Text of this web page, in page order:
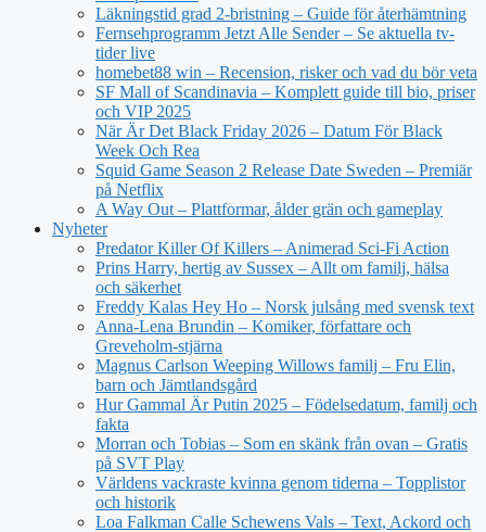
Läkningstid grad 2-bristning – Guide för återhämtning
Fernsehprogramm Jetzt Alle Sender – Se aktuella tv-
tider live
homebet88 win – Recension, risker och vad du bör veta
SF Mall of Scandinavia – Komplett guide till bio, priser
och VIP 2025
När Är Det Black Friday 2026 – Datum För Black
Week Och Rea
Squid Game Season 2 Release Date Sweden – Premiär
på Netflix
A Way Out – Plattformar, ålder grän och gameplay
Nyheter
Predator Killer Of Killers – Animerad Sci-Fi Action
Prins Harry, hertig av Sussex – Allt om familj, hälsa
och säkerhet
Freddy Kalas Hey Ho – Norsk julsång med svensk text
Anna-Lena Brundin – Komiker, författare och
Greveholm-stjärna
Magnus Carlson Weeping Willows familj – Fru Elin,
barn och Jämtlandsgård
Hur Gammal Är Putin 2025 – Födelsedatum, familj och
fakta
Morran och Tobias – Som en skänk från ovan – Gratis
på SVT Play
Världens vackraste kvinna genom tiderna – Topplistor
och historik
Loa Falkman Calle Schewens Vals – Text, Ackord och